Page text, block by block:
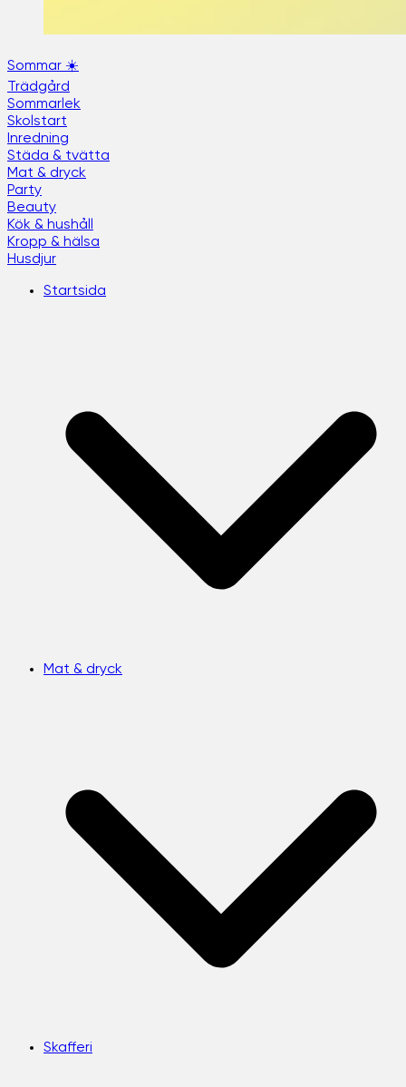
Sommar ☀️
Trädgård
Sommarlek
Skolstart
Inredning
Städa & tvätta
Mat & dryck
Party
Beauty
Kök & hushåll
Kropp & hälsa
Husdjur
Startsida
Mat & dryck
Skafferi